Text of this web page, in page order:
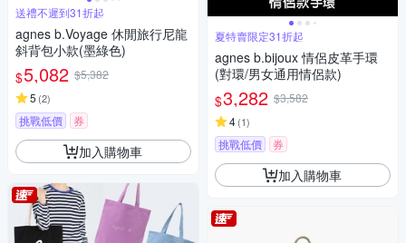
送禮不遲到31折起
agnes b.Voyage 休閒旅行尼龍
斜背包小款(墨綠色)
$5,082 $5,382
5 (2)
挑戰低價 券
加入購物車
夏特賣限定31折起
agnes b.bijoux 情侶皮革手環
(對環/男女通用情侶款)
$3,282 $3,582
4(1)
挑戰低價 券
加入購物車